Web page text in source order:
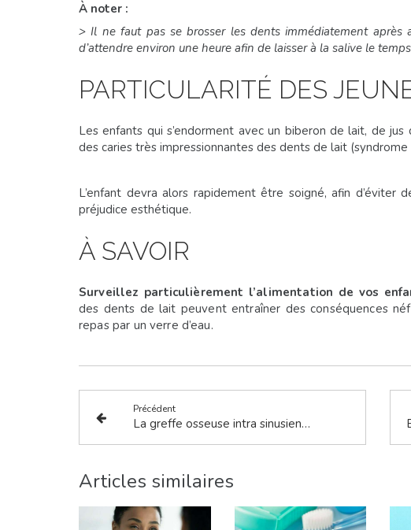
À noter :
> Il ne faut pas se brosser les dents immédiatement après
d’attendre environ une heure afin de laisser à la salive le
PARTICULARITÉ DES
Les enfants qui s’endorment avec un biberon de lait, de
des caries très impressionnantes des dents de lait (syndrome
L’enfant devra alors rapidement être soigné, afin d’éviter
préjudice esthétique.
À SAVOIR
Surveillez particulièrement l’alimentation de vos
des dents de lait peuvent entraîner des conséquences
repas par un verre d’eau.
Précédent
La greffe osseuse intra sinusienne ou sinus lift
Articles similaires